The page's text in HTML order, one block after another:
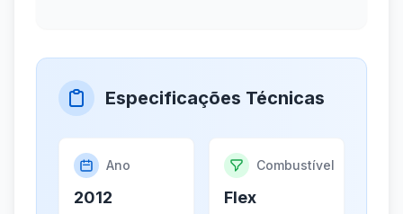
Especificações Técnicas
Ano
2012
Combustível
Flex